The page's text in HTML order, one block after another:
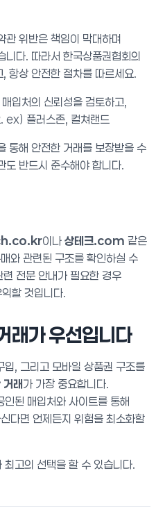
관 위반은 책임이 막대하며
니다. 따라서 한국상품권협회의
항상 안전한 절차를 따르세요.
입처의 신뢰성을 검토하고,
ex) 플러스존, 컬쳐랜드
통해 안전한 거래를 보장받을 수
도 반드시 준수해야 합니다.
이나 상테크.com 같은
와 관련된 구조를 확인하실 수
전문 안내가 필요한 경우
할 것입니다.
래가 우선입니다
, 그리고 모바일 상품권 구조를
거래가 가장 중요합니다.
인된 매입처와 사이트를 통해
다면 언제든지 위험을 최소화할
고의 선택을 할 수 있습니다.